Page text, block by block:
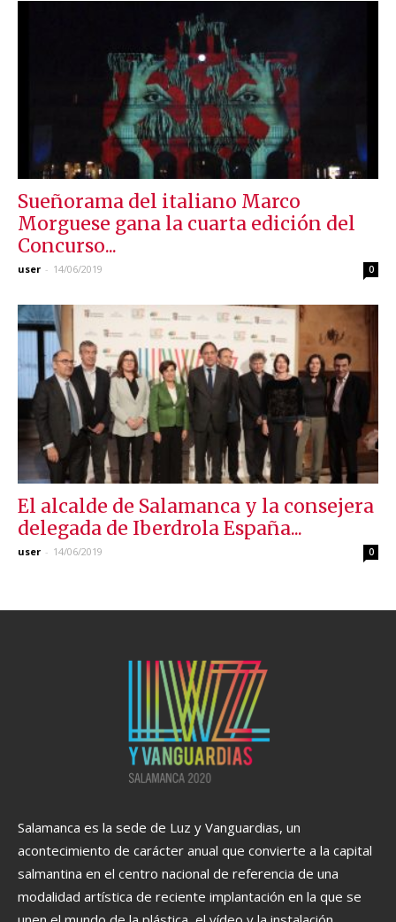
Sueñorama del italiano Marco
Morguese gana la cuarta edición del
Concurso...
user - 14/06/2019 0
El alcalde de Salamanca y la consejera
delegada de Iberdrola España...
user - 14/06/2019 0
Salamanca es la sede de Luz y Vanguardias, un
acontecimiento de carácter anual que convierte a la capital
salmantina en el centro nacional de referencia de una
modalidad artística de reciente implantación en la que se